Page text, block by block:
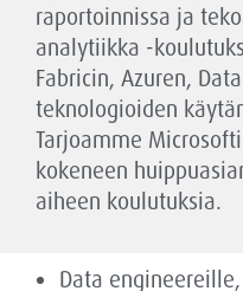
raportoinnissa ja
analytiikka -
Fabricin, Azuren,
teknologioiden
Tarjoamme
kokeneen
aiheen koulutuksia.
Data